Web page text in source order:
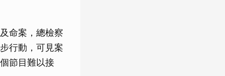
命案，總檢察
行動，可見案
節目難以接